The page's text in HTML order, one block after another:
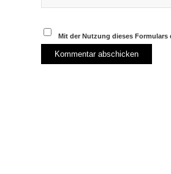
Mit der Nutzung dieses